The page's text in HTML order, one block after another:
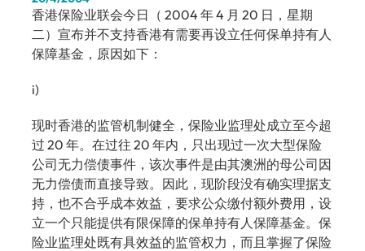
香港保险业联会今日（ 2004 年 4 月 20 日，星期
二）宣布并不支持香港有需要再设立任何保单持有人
保障基金，原因如下：
i)
现时香港的监管机制健全，保险业监理处成立至今超
过 20 年。在过往 20 年内，只出现过一次大型保险
公司无力偿债事件，该次事件是由其澳洲的母公司因
无力偿债而直接导致。因此，现阶段没有确实理据支
持，也不合乎成本效益，要求公众缴付额外费用，设
立一个只能提供有限保障的保单持有人保障基金。保
险业监理处既有具效益的监管权力，而且掌握了保险